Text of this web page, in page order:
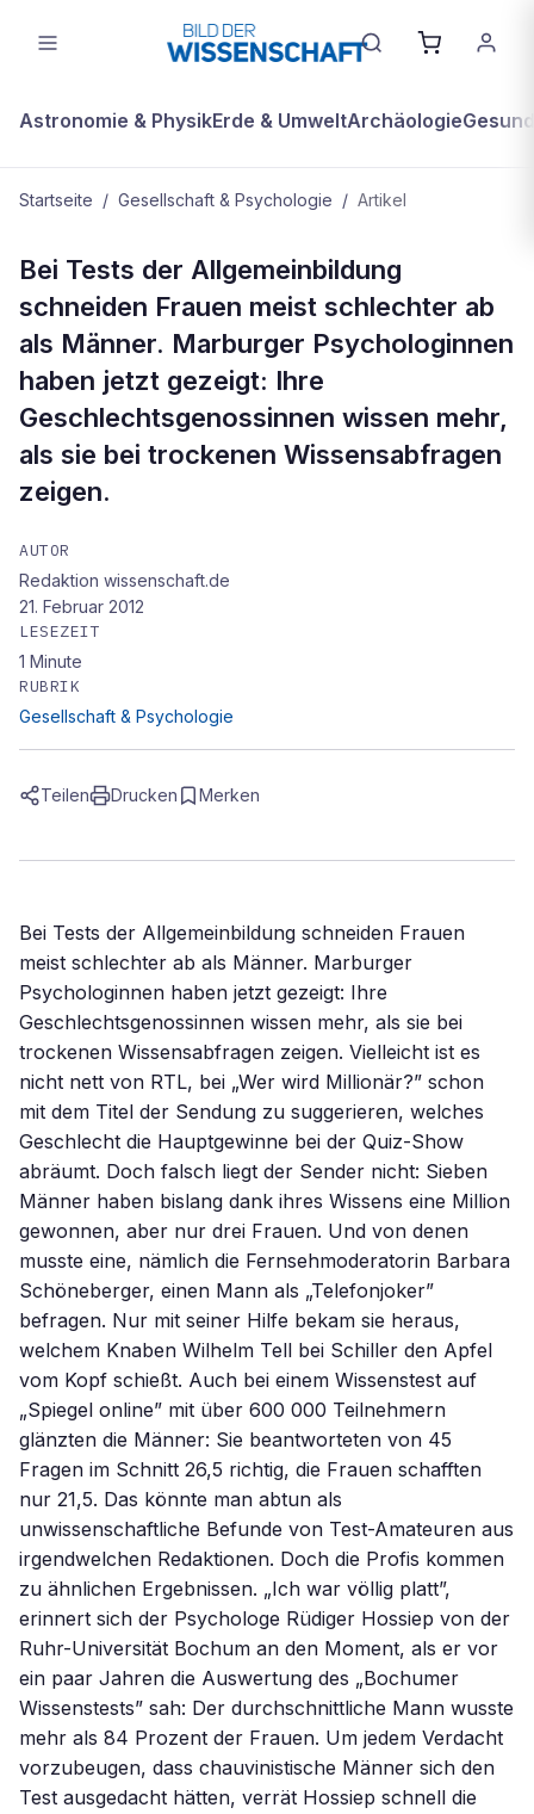
Astronomie & PhysikErde & UmweltArchäologie
Startseite / Gesellschaft & Psychologie / Artikel
FRAUEN – DAS DUMME
GESCHLECHT?
Bei Tests der Allgemeinbildung
schneiden Frauen meist schlechter ab
als Männer. Marburger Psychologinnen
haben jetzt gezeigt: Ihre
Geschlechtsgenossinnen wissen mehr,
als sie bei trockenen Wissensabfragen
zeigen.
AUTOR
Redaktion wissenschaft.de
21. Februar 2012
LESEZEIT
1 Minute
RUBRIK
Gesellschaft & Psychologie
Teilen Drucken Merken
Bei Tests der Allgemeinbildung schneiden Frauen
meist schlechter ab als Männer. Marburger
Psychologinnen haben jetzt gezeigt: Ihre
Geschlechtsgenossinnen wissen mehr, als sie bei
trockenen Wissensabfragen zeigen. Vielleicht ist es
nicht nett von RTL, bei „Wer wird Millionär?” schon
mit dem Titel der Sendung zu suggerieren, welches
Geschlecht die Hauptgewinne bei der Quiz-Show
abräumt. Doch falsch liegt der Sender nicht: Sieben
Männer haben bislang dank ihres Wissens eine Million
gewonnen, aber nur drei Frauen. Und von denen
musste eine, nämlich die Fernsehmoderatorin Barbara
Schöneberger, einen Mann als „Telefonjoker”
befragen. Nur mit seiner Hilfe bekam sie heraus,
welchem Knaben Wilhelm Tell bei Schiller den Apfel
vom Kopf schießt. Auch bei einem Wissenstest auf
„Spiegel online” mit über 600 000 Teilnehmern
glänzten die Männer: Sie beantworteten von 45
Fragen im Schnitt 26,5 richtig, die Frauen schafften
nur 21,5. Das könnte man abtun als
unwissenschaftliche Befunde von Test-Amateuren aus
irgendwelchen Redaktionen. Doch die Profis kommen
zu ähnlichen Ergebnissen. „Ich war völlig platt”,
erinnert sich der Psychologe Rüdiger Hossiep von der
Ruhr-Universität Bochum an den Moment, als er vor
ein paar Jahren die Auswertung des „Bochumer
Wissenstests” sah: Der durchschnittliche Mann wusste
mehr als 84 Prozent der Frauen. Um jedem Verdacht
vorzubeugen, dass chauvinistische Männer sich den
Test ausgedacht hätten, verrät Hossiep schnell die